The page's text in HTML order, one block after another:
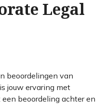
Legal
beoordelingen van
jouw ervaring met
beoordeling achter en